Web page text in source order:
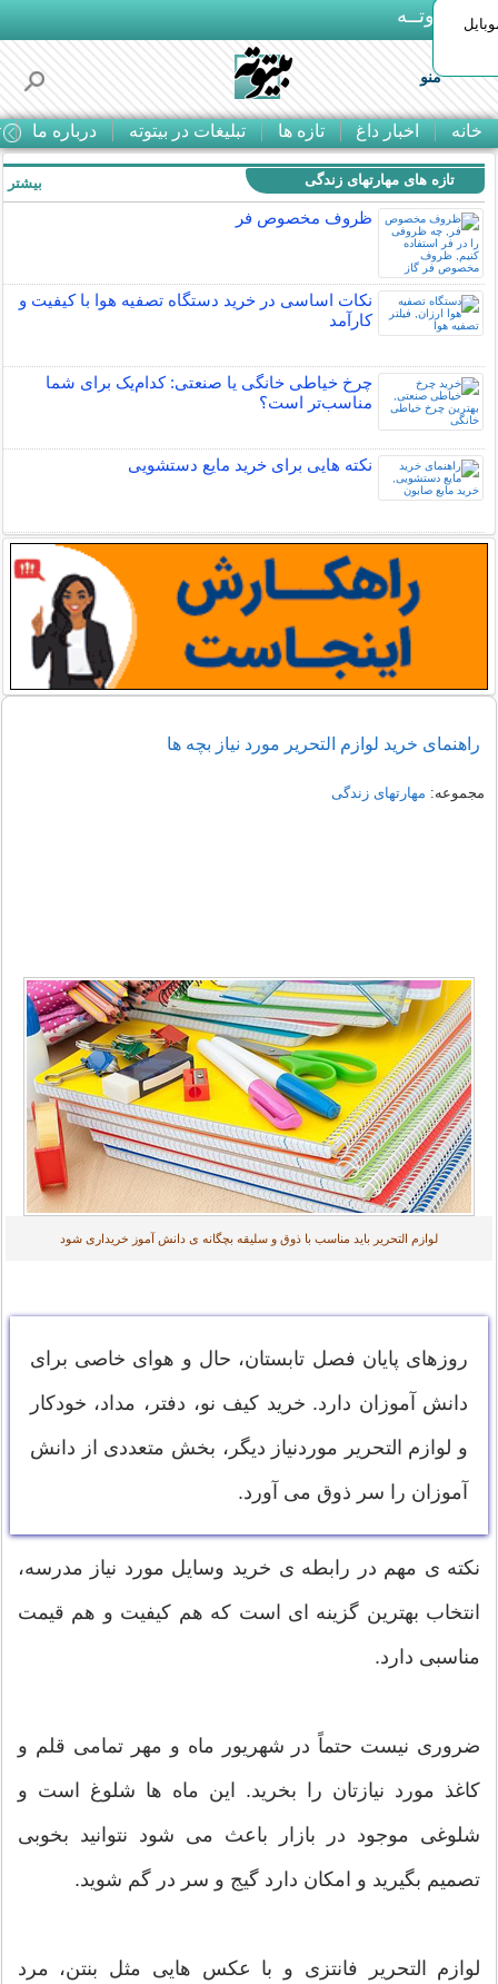
بـیتوتــه
منو
خانه اخبار داغ تازه ها تبلیغات در بیتوته درباره ما
تازه های مهارتهای زندگی
ظروف مخصوص فر
نکات اساسی در خرید دستگاه تصفیه هوا با کیفیت و
کارآمد
چرخ خیاطی خانگی یا صنعتی: کدام‌یک برای شما
مناسب‌تر است؟
نکته هایی برای خرید مایع دستشویی
بیشتر
راهنمای خرید لوازم التحریر مورد نیاز بچه ها
مجموعه: مهارتهای زندگی
لوازم التحریر باید مناسب با ذوق و سلیقه بچگانه ی دانش آموز خریداری شود
روزهای پایان فصل تابستان، حال و هوای خاصی برای
دانش آموزان دارد. خرید کیف نو، دفتر، مداد، خودکار
و لوازم التحریر موردنیاز ديگر، بخش متعددی از دانش
آموزان را سر ذوق می آورد.
نکته ی مهم در رابطه ی خرید وسایل مورد نیاز مدرسه،
انتخاب بهترین گزینه ای است که هم کیفیت و هم قيمت
مناسبی دارد.
ضروری نیست حتماً در شهریور ماه و مهر تمامی قلم و
کاغذ مورد نیازتان را بخرید. این ماه ها شلوغ است و
شلوغی موجود در بازار باعث می شود نتوانید بخوبی
تصمیم بگیرید و امکان دارد گیج و سر در گم شوید.
لوازم التحریر فانتزی و با عکس هایی مثل بنتن، مرد